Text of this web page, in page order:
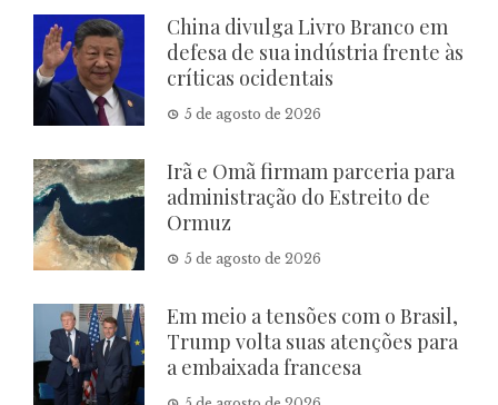
China divulga Livro Branco em
defesa de sua indústria frente às
críticas ocidentais
5 de agosto de 2026
Irã e Omã firmam parceria para
administração do Estreito de
Ormuz
5 de agosto de 2026
Em meio a tensões com o Brasil,
Trump volta suas atenções para
a embaixada francesa